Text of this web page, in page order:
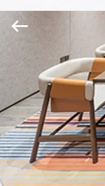
HAUSE
PRODUKTE
VIDEOS
Rights